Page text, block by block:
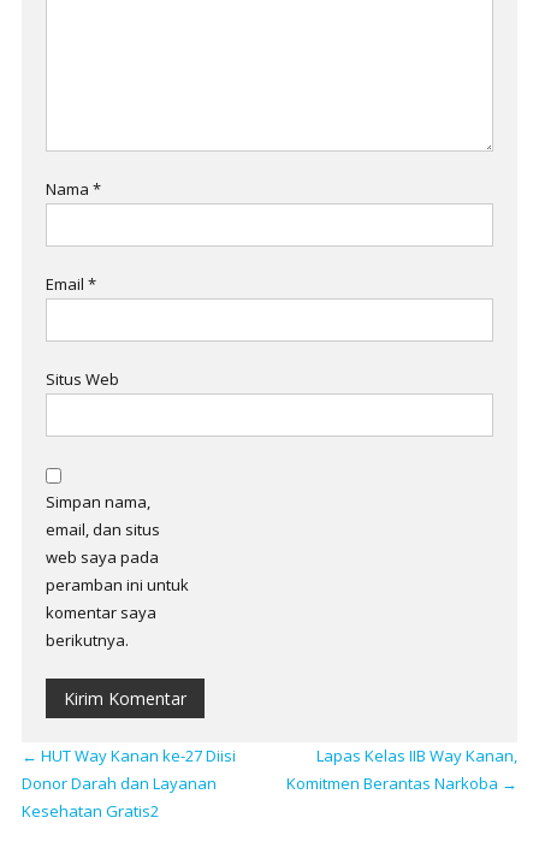
Nama *
Email *
Situs Web
Simpan nama,
email, dan situs
web saya pada
peramban ini untuk
komentar saya
berikutnya.
← HUT Way Kanan ke-27 Diisi
Donor Darah dan Layanan
Kesehatan Gratis2
Lapas Kelas IIB Way Kanan,
Komitmen Berantas Narkoba →